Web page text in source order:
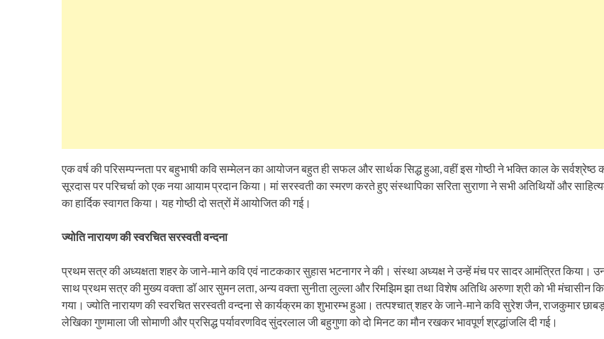
एक वर्ष की परिसम्पन्नता पर बहुभाषी कवि सम्मेलन का आयोजन बहुत ही सफल और सार्थक सिद्ध हुआ, वहीं इस गोष्ठी ने भक्ति काल के सर्वश्रेष्ठ
सूरदास पर परिचर्चा को एक नया आयाम प्रदान किया। मां सरस्वती का स्मरण करते हुए संस्थापिका सरिता सुराणा ने सभी अतिथियों और
का हार्दिक स्वागत किया। यह गोष्ठी दो सत्रों में आयोजित की गई।
ज्योति नारायण की स्वरचित सरस्वती वन्दना
प्रथम सत्र की अध्यक्षता शहर के जाने-माने कवि एवं नाटककार सुहास भटनागर ने की। संस्था अध्यक्ष ने उन्हें मंच पर सादर आमंत्रित किया।
साथ प्रथम सत्र की मुख्य वक्ता डॉ आर सुमन लता, अन्य वक्ता सुनीता लुल्ला और रिमझिम झा तथा विशेष अतिथि अरुणा श्री को भी मंचासीन
गया। ज्योति नारायण की स्वरचित सरस्वती वन्दना से कार्यक्रम का शुभारम्भ हुआ। तत्पश्चात् शहर के जाने-माने कवि सुरेश जैन, राजकुमार
लेखिका गुणमाला जी सोमाणी और प्रसिद्ध पर्यावरणविद सुंदरलाल जी बहुगुणा को दो मिनट का मौन रखकर भावपूर्ण श्रद्धांजलि दी गई।